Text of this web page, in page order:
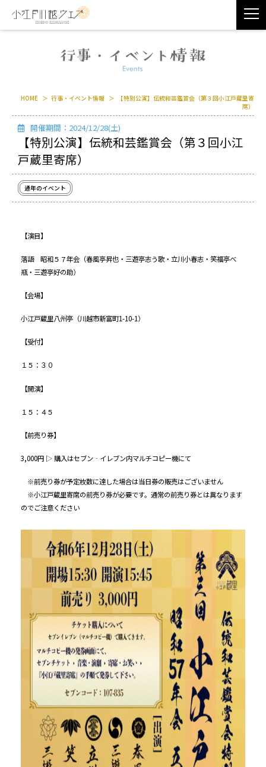
HOME 行事・イベント情報
【特別公演】伝統和芸鑑賞会（第３回小江戸蔵里寄
席）
開催期間：2024/12/28(土)
【特別公演】伝統和芸鑑賞会（第３回小江
戸蔵里寄席）
通年のイベント
【演目】
落語 昭和５７年会（春風亭昇也・三遊亭志う歌・立川小春志・笑福亭べ
瓶・三遊亭好の助）
【会場】
小江戸蔵里八州亭（川越市新富町1-10-1）
【受付】
１５：３０
【開演】
１５： ４５
【前売り券】
3,000円 ▷ 購入はセブン‐イレブン内マルチコピー機にて
※前売り券が予定枚数に達した場合は当日券の販売はございません
※小江戸蔵里寄席の前売り券が必要です。通常の前売り券とは異なります
のでご注意ください